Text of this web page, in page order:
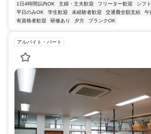
1日4時間以内OK
主婦・主夫歓迎 フリーター歓迎 シフ
平日のみOK
学生歓迎 未経験者歓迎 交通費全額支給 午
有資格者歓迎
研修あり 夕方 ブランクOK
アルバイト・パート